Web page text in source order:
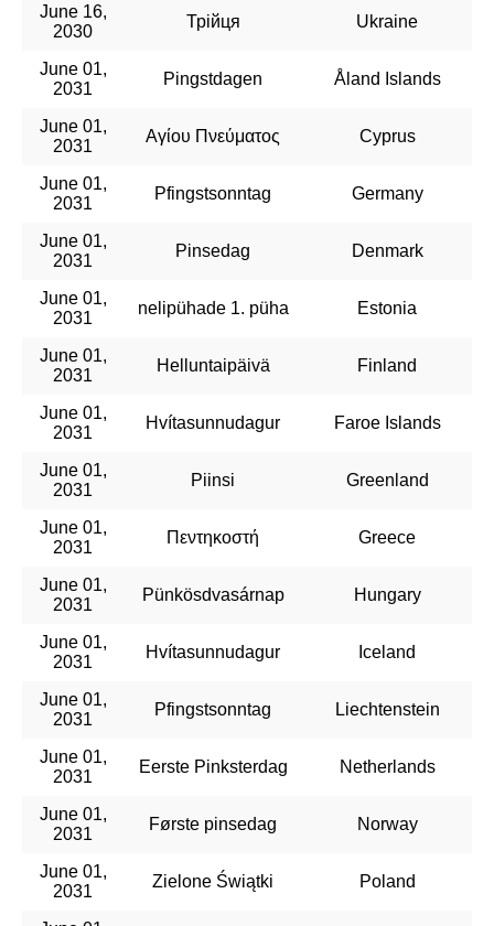
June 16,
2030
Трійця Ukraine
June 01,
2031
Pingstdagen Åland Islands
June 01,
2031
Αγίου Πνεύματος Cyprus
June 01,
2031
Pfingstsonntag Germany
June 01,
2031
Pinsedag Denmark
June 01,
2031
nelipühade 1. püha Estonia
June 01,
2031
Helluntaipäivä Finland
June 01,
2031
Hvítasunnudagur Faroe Islands
June 01,
2031
Piinsi Greenland
June 01,
2031
Πεντηκοστή Greece
June 01,
2031
Pünkösdvasárnap Hungary
June 01,
2031
Hvítasunnudagur Iceland
June 01,
2031
Pfingstsonntag Liechtenstein
June 01,
2031
Eerste Pinksterdag Netherlands
June 01,
2031
Første pinsedag Norway
June 01,
2031
Zielone Świątki Poland